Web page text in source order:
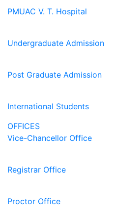
PMUAC V. T. Hospital
Undergraduate Admission
Post Graduate Admission
International Students
OFFICES
Vice-Chancellor Office
Registrar Office
Proctor Office